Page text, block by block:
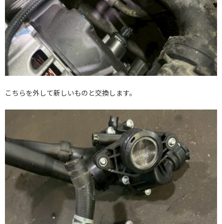
こちらを外して新しいものと交換します。